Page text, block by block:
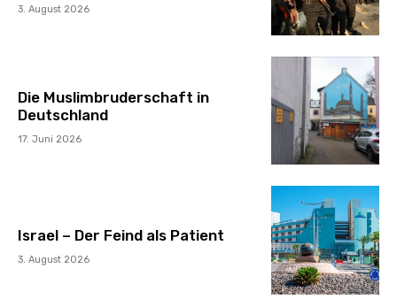
3. August 2026
Die Muslimbruderschaft in
Deutschland
17. Juni 2026
Israel – Der Feind als Patient
3. August 2026